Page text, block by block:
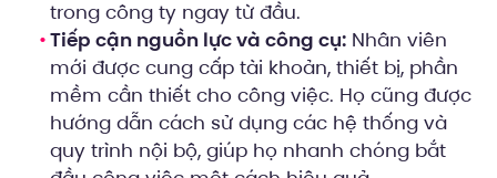
trong công ty ngay từ đầu.
Tiếp cận nguồn lực và công cụ: Nhân viên
mới được cung cấp tài khoản, thiết bị, phần
mềm cần thiết cho công việc. Họ cũng được
hướng dẫn cách sử dụng các hệ thống và
quy trình nội bộ, giúp họ nhanh chóng bắt